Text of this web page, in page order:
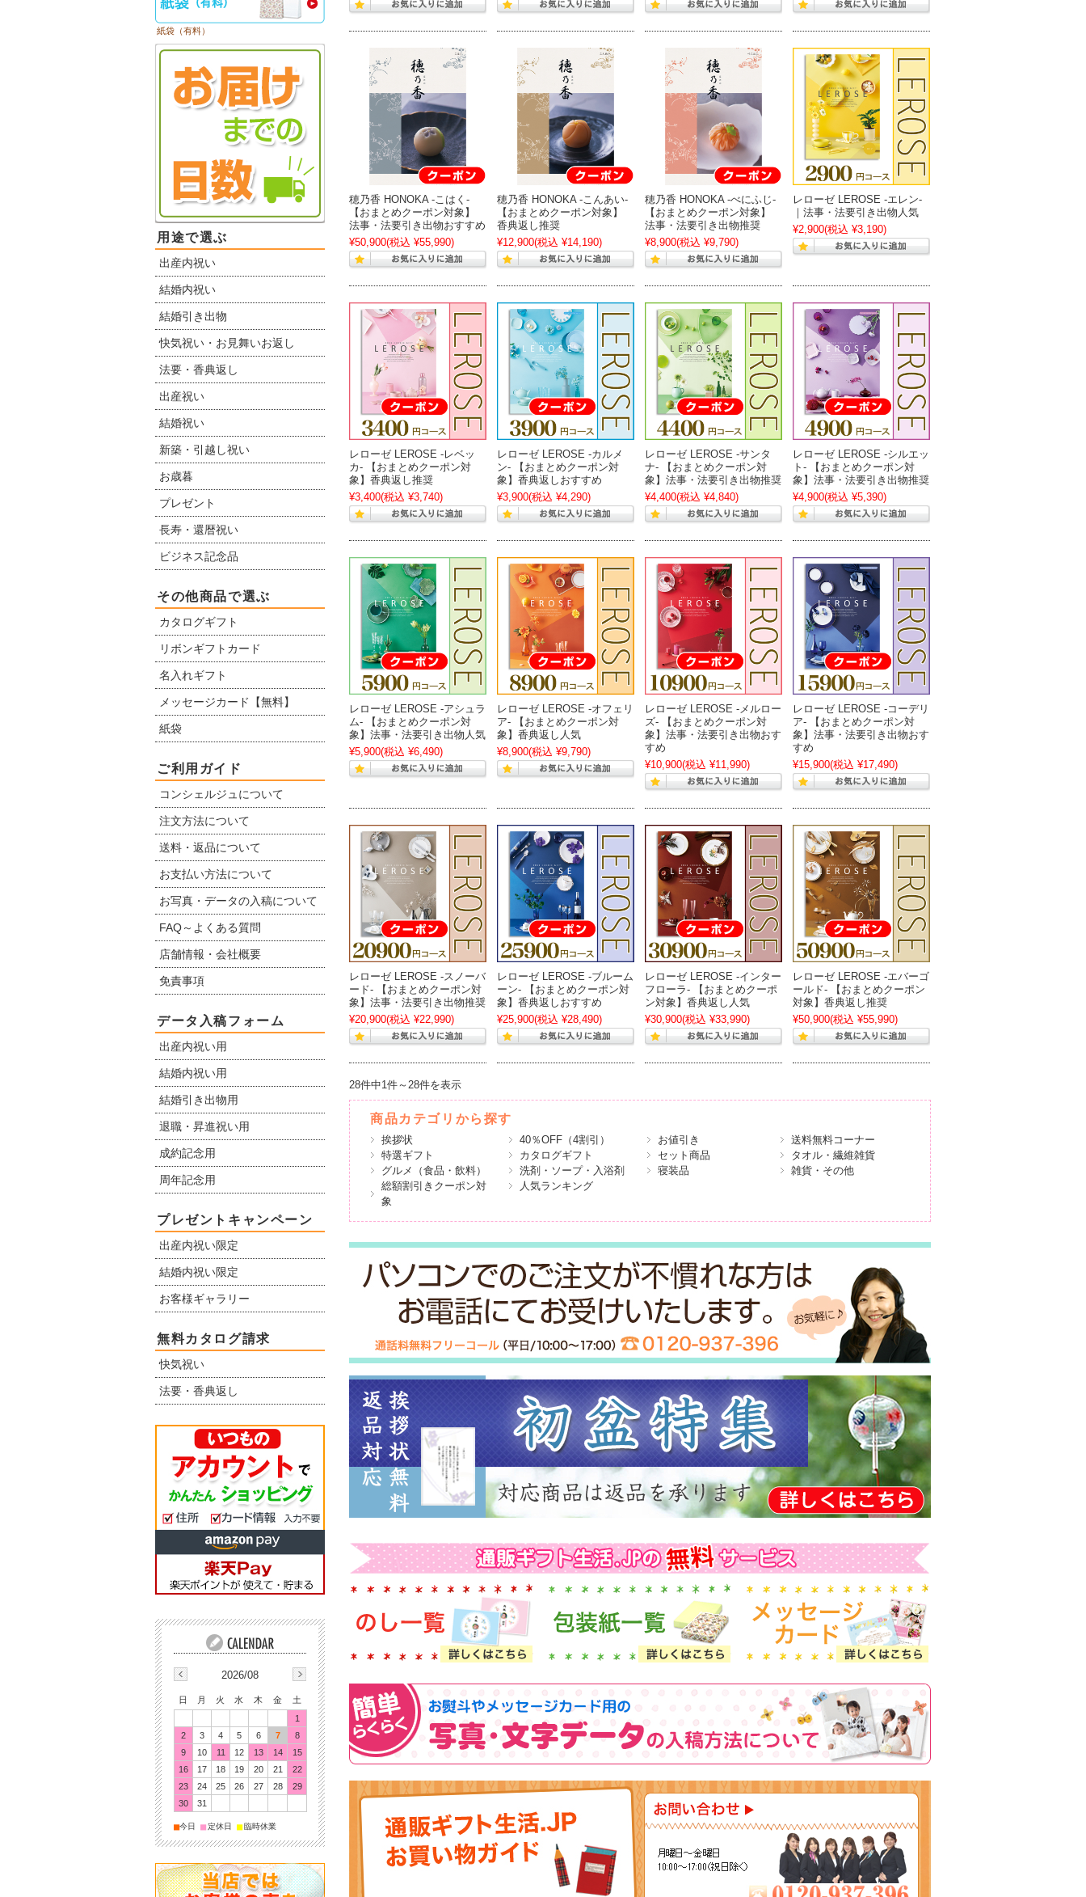
穂乃香 HONOKA -こはく-
【おまとめクーポン対象】
法事・法要引き出物おすすめ
¥50,900(税込 ¥55,990)
穂乃香 HONOKA -こんあい-
【おまとめクーポン対象】
香典返し推奨
¥12,900(税込 ¥14,190)
穂乃香 HONOKA -べにふじ-
【おまとめクーポン対象】
法事・法要引き出物推奨
¥8,900(税込 ¥9,790)
レローゼ LEROSE -エレン-
｜法事・法要引き出物人気
¥2,900(税込 ¥3,190)
レローゼ LEROSE -レベッ
カ- 【おまとめクーポン対
象】香典返し推奨
¥3,400(税込 ¥3,740)
レローゼ LEROSE -カルメ
ン- 【おまとめクーポン対
象】香典返しおすすめ
¥3,900(税込 ¥4,290)
レローゼ LEROSE -サンタ
ナ- 【おまとめクーポン対
象】法事・法要引き出物推奨
¥4,400(税込 ¥4,840)
レローゼ LEROSE -シルエッ
ト- 【おまとめクーポン対
象】法事・法要引き出物推奨
¥4,900(税込 ¥5,390)
レローゼ LEROSE -アシュラ
ム- 【おまとめクーポン対
象】法事・法要引き出物人気
¥5,900(税込 ¥6,490)
レローゼ LEROSE -オフェリ
ア- 【おまとめクーポン対
象】香典返し人気
¥8,900(税込 ¥9,790)
レローゼ LEROSE -メルロー
ズ- 【おまとめクーポン対
象】法事・法要引き出物おす
すめ
¥10,900(税込 ¥11,990)
レローゼ LEROSE -コーデリ
ア- 【おまとめクーポン対
象】法事・法要引き出物おす
すめ
¥15,900(税込 ¥17,490)
レローゼ LEROSE -スノーバ
ード- 【おまとめクーポン対
象】法事・法要引き出物推奨
¥20,900(税込 ¥22,990)
レローゼ LEROSE -ブルーム
ーン- 【おまとめクーポン対
象】香典返しおすすめ
¥25,900(税込 ¥28,490)
レローゼ LEROSE -インター
フローラ- 【おまとめクーポ
ン対象】香典返し人気
¥30,900(税込 ¥33,990)
レローゼ LEROSE -エバーゴ
ールド- 【おまとめクーポン
対象】香典返し推奨
¥50,900(税込 ¥55,990)
28件中1件～28件を表示
商品カテゴリから探す
挨拶状
特選ギフト
グルメ（食品・飲料）
総額割引きクーポン対
象
40％OFF（4割引）
カタログギフト
洗剤・ソープ・入浴剤
人気ランキング
お値引き
セット商品
寝装品
送料無料コーナー
タオル・繊維雑貨
雑貨・その他
紙袋（有料）
用途で選ぶ
出産内祝い
結婚内祝い
結婚引き出物
快気祝い・お見舞いお返し
法要・香典返し
出産祝い
結婚祝い
新築・引越し祝い
お歳暮
プレゼント
長寿・還暦祝い
ビジネス記念品
その他商品で選ぶ
カタログギフト
リボンギフトカード
名入れギフト
メッセージカード【無料】
紙袋
ご利用ガイド
コンシェルジュについて
注文方法について
送料・返品について
お支払い方法について
お写真・データの入稿について
FAQ～よくある質問
店舗情報・会社概要
免責事項
データ入稿フォーム
出産内祝い用
結婚内祝い用
結婚引き出物用
退職・昇進祝い用
成約記念用
周年記念用
プレゼントキャンペーン
出産内祝い限定
結婚内祝い限定
お客様ギャラリー
無料カタログ請求
快気祝い
法要・香典返し
2026/08
日 月 火 水 木 金
土
1
2
3 4 5 6 7
8
9
10 11 12 13 14
15
16
17 18 19 20 21
22
23
24 25 26 27 28
29
30
31
■今日 ■定休日 ■臨時休業